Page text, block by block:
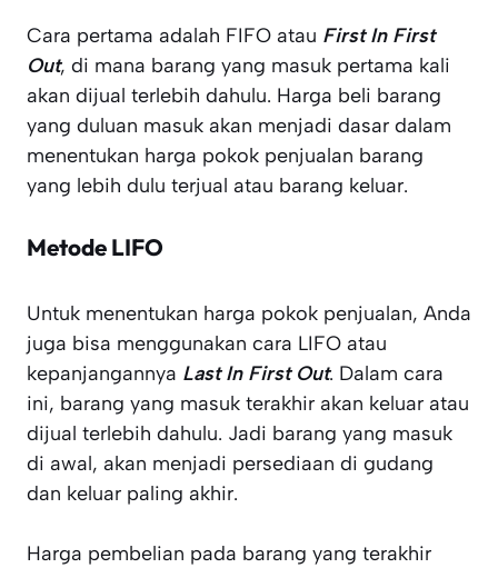
Cara pertama adalah FIFO atau First In First
Out, di mana barang yang masuk pertama kali
akan dijual terlebih dahulu. Harga beli barang
yang duluan masuk akan menjadi dasar dalam
menentukan harga pokok penjualan barang
yang lebih dulu terjual atau barang keluar.
Metode LIFO
Untuk menentukan harga pokok penjualan, Anda
juga bisa menggunakan cara LIFO atau
kepanjangannya Last In First Out. Dalam cara
ini, barang yang masuk terakhir akan keluar atau
dijual terlebih dahulu. Jadi barang yang masuk
di awal, akan menjadi persediaan di gudang
dan keluar paling akhir.
Harga pembelian pada barang yang terakhir